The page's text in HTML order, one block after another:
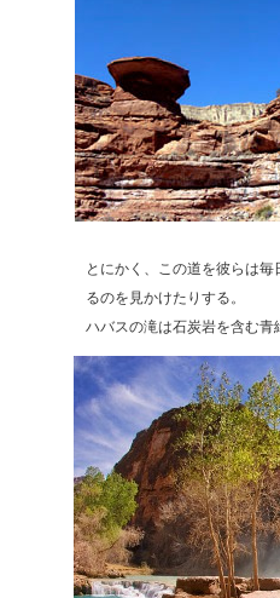
とにかく、この道を彼らは
るのを見かけたりする。
ハバスの滝は石炭岩を含む青